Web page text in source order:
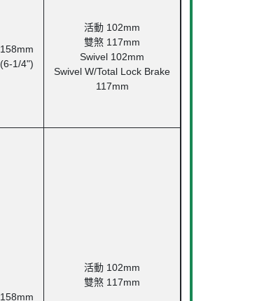
158mm
(6-1/4")
活動 102mm
雙煞 117mm
Swivel 102mm
Swivel W/Total Lock Brake
117mm
158mm
活動 102mm
雙煞 117mm